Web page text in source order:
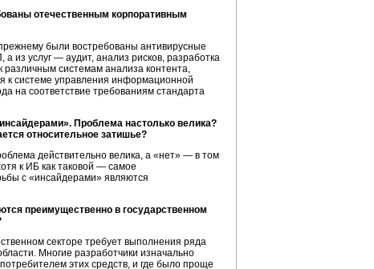
отечественным корпоративным
были востребованы антивирусные
из услуг — аудит, анализ рисков, разработка
различным системам анализа контента,
к системе управления информационной
на соответствие требованиям стандарта
Проблема настолько велика?
относительное затишье?
действительно велика, а «нет» — в том
к ИБ как таковой — самое
с «инсайдерами» являются
преимущественно в государственном
секторе требует выполнения ряда
Многие разработчики изначально
этих средств, и где было проще